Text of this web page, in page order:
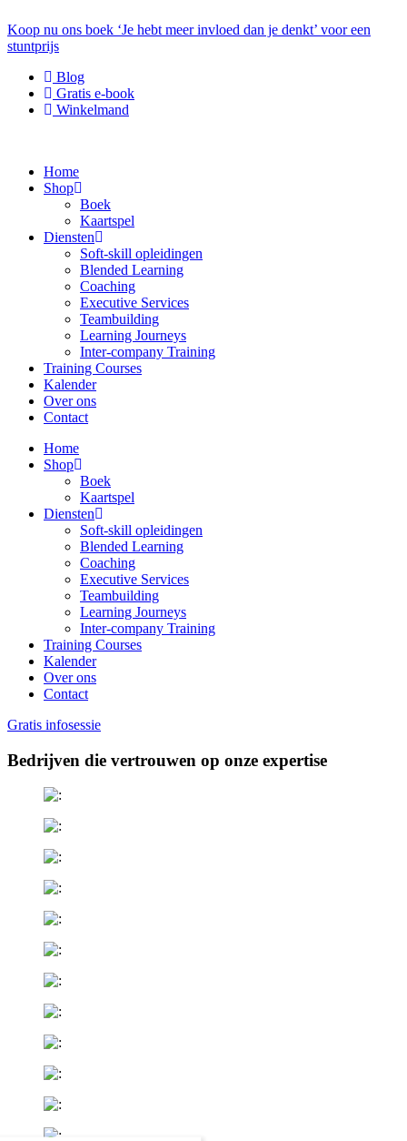
Koop nu ons boek ‘Je hebt meer invloed dan je denkt’ voor een
stuntprijs
Blog
Gratis e-book
Winkelmand
Home
Shop
Boek
Kaartspel
Diensten
Soft-skill opleidingen
Blended Learning
Coaching
Executive Services
Teambuilding
Learning Journeys
Inter-company Training
Training Courses
Kalender
Over ons
Contact
Home
Shop
Boek
Kaartspel
Diensten
Soft-skill opleidingen
Blended Learning
Coaching
Executive Services
Teambuilding
Learning Journeys
Inter-company Training
Training Courses
Kalender
Over ons
Contact
Gratis infosessie
Bedrijven die vertrouwen op onze expertise